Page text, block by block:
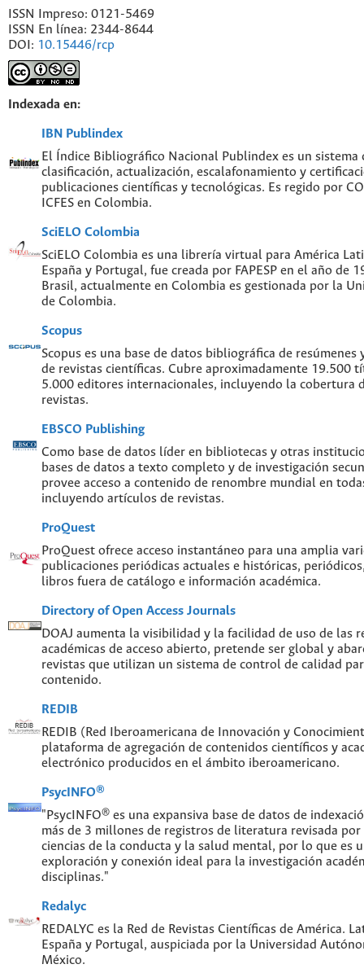
ISSN Impreso: 0121-5469
ISSN En línea: 2344-8644
DOI: 10.15446/rcp
Indexada en:
IBN Publindex
El Índice Bibliográfico Nacional Publindex es un
clasificación, actualización, escalafonamiento y
publicaciones científicas y tecnológicas. Es regido por
ICFES en Colombia.
SciELO Colombia
SciELO Colombia es una librería virtual para América
España y Portugal, fue creada por FAPESP en el año de
Brasil, actualmente en Colombia es gestionada por la
de Colombia.
Scopus
Scopus es una base de datos bibliográfica de
de revistas científicas. Cubre aproximadamente 19.500
5.000 editores internacionales, incluyendo la cobertura
revistas.
EBSCO Publishing
Como base de datos líder en bibliotecas y otras
bases de datos a texto completo y de investigación
provee acceso a contenido de renombre mundial en
incluyendo artículos de revistas.
ProQuest
ProQuest ofrece acceso instantáneo para una amplia
publicaciones periódicas actuales e históricas,
libros fuera de catálogo e información académica.
Directory of Open Access Journals
DOAJ aumenta la visibilidad y la facilidad de uso de las
académicas de acceso abierto, pretende ser global y
revistas que utilizan un sistema de control de calidad
contenido.
REDIB
REDIB (Red Iberoamericana de Innovación y
plataforma de agregación de contenidos científicos y
electrónico producidos en el ámbito iberoamericano.
PsycINFO®
"PsycINFO® es una expansiva base de datos de
más de 3 millones de registros de literatura revisada por
ciencias de la conducta y la salud mental, por lo que es
exploración y conexión ideal para la investigación
disciplinas."
Redalyc
REDALYC es la Red de Revistas Científicas de América.
España y Portugal, auspiciada por la Universidad
México.